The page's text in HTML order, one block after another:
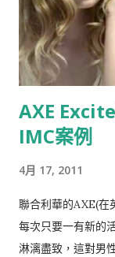
AXE
IMC案例
4月 17, 2011
聯合利華的AXE(在
每次只要一有新的
淋漓盡致，這對男